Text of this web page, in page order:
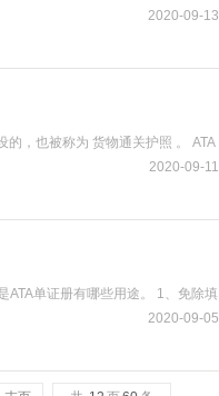
2020-09-13
，也被称为 货物通关护照 。 ATA
2020-09-11
ATA单证册有哪些用途。 1、免除填
2020-09-05